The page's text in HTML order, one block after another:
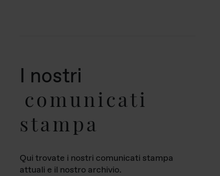
I nostri
comunicati
stampa
Qui trovate i nostri comunicati stampa
attuali e il nostro archivio.